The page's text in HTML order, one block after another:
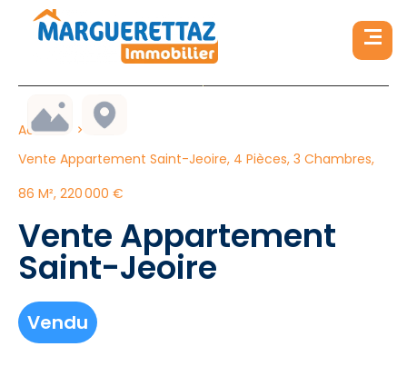
Accueil
Vente Appartement Saint-Jeoire, 4 Pièces, 3 Chambres,
86 M², 220 000 €
Vente Appartement
Saint-Jeoire
Vendu